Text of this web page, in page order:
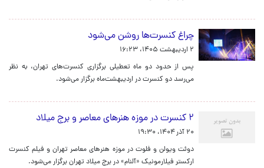
چراغ کنسرت‌ها روشن می‌شود
۲ اردیبهشت ۱۴۰۵، ۱۶:۲۳
پس از حدود دو ماه تعطیلی برگزاری کنسرت‌های تهران، به نظر
می‌رسد دو کنسرت در اردیبهشت‌ماه برگزار می‌شود.
۲ کنسرت در موزه هنرهای معاصر و برج میلاد
۲۰ آذر ۱۴۰۴، ۱۹:۳۰
دوئت ویولن و فلوت در موزه هنرهای معاصر تهران و فیلم کنسرت
ارکستر فیلارمونیک «آلنام» در برج میلاد تهران برگزار می‌شود.